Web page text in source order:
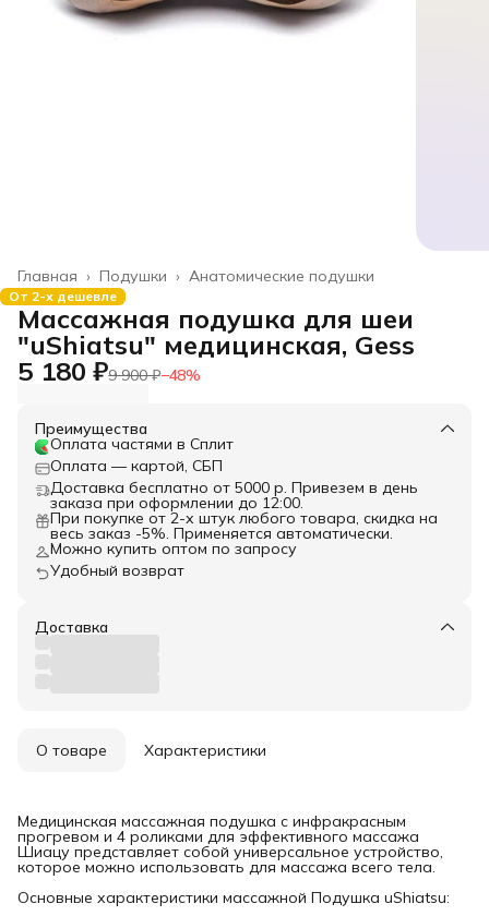
Анатомические подушки
Подушки ›
Главная ›
От 2-х дешевле
Массажная подушка для шеи
"uShiatsu" медицинская, Gess
5 180 ₽9 900 ₽−48%
Преимущества
Оплата частями в Сплит
Оплата — картой, СБП
Доставка бесплатно от 5000 р. Привезем в день
заказа при оформлении до 12:00.
При покупке от 2-х штук любого товара, скидка на
весь заказ -5%. Применяется автоматически.
Можно купить оптом по запросу
Удобный возврат
Доставка
О товаре Характеристики
Медицинская массажная подушка с инфракрасным
прогревом и 4 роликами для эффективного массажа
Шиацу представляет собой универсальное устройство,
которое можно использовать для массажа всего тела.
Основные характеристики массажной Подушка uShiatsu: